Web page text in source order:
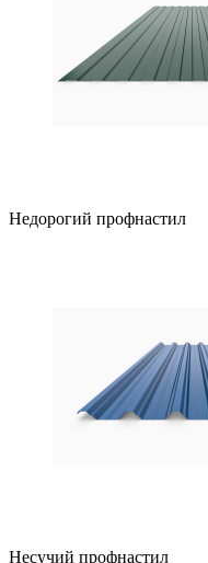
Недорогий профнастил
Несучий профнастил